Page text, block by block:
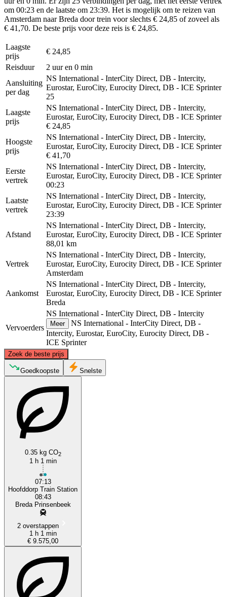
om 00:23 en de laatste om 23:39. Het is mogelijk om te reizen van
Amsterdam naar Breda door trein voor slechts € 24,85 of zoveel als
€ 41,70. De beste prijs voor deze reis is € 24,85.
Laagste
prijs
€ 24,85
Reisduur
2 uur en 0 min
Aansluiting
per dag
NS International - InterCity Direct, DB - Intercity,
Eurostar, EuroCity, Eurocity Direct, DB - ICE Sprinter
25
Laagste
prijs
NS International - InterCity Direct, DB - Intercity,
Eurostar, EuroCity, Eurocity Direct, DB - ICE Sprinter
€ 24,85
Hoogste
prijs
NS International - InterCity Direct, DB - Intercity,
Eurostar, EuroCity, Eurocity Direct, DB - ICE Sprinter
€ 41,70
Eerste
vertrek
NS International - InterCity Direct, DB - Intercity,
Eurostar, EuroCity, Eurocity Direct, DB - ICE Sprinter
00:23
Laatste
vertrek
NS International - InterCity Direct, DB - Intercity,
Eurostar, EuroCity, Eurocity Direct, DB - ICE Sprinter
23:39
Afstand
NS International - InterCity Direct, DB - Intercity,
Eurostar, EuroCity, Eurocity Direct, DB - ICE Sprinter
88,01 km
Vertrek
NS International - InterCity Direct, DB - Intercity,
Eurostar, EuroCity, Eurocity Direct, DB - ICE Sprinter
Amsterdam
Aankomst
NS International - InterCity Direct, DB - Intercity,
Eurostar, EuroCity, Eurocity Direct, DB - ICE Sprinter
Breda
Vervoerders
NS International - InterCity Direct, DB - Intercity
Meer
NS International - InterCity Direct, DB -
Intercity, Eurostar, EuroCity, Eurocity Direct, DB -
ICE Sprinter
Zoek de beste prijs
Goedkoopste Snelste
0.35 kg CO2
1 h 1 min
07:13
Hoofddorp Train Station
08:43
Breda Prinsenbeek
2 overstappen
1 h 1 min
€ 9.575,00